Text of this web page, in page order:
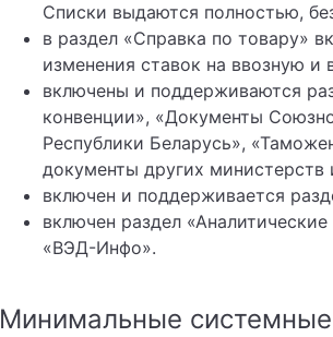
Списки выдаются полностью,
в раздел «Справка по товару»
изменения ставок на ввозную
включены и поддерживаются
конвенции», «Документы
Республики Беларусь»,
документы других министерств
включен и поддерживается
включен раздел
«ВЭД-Инфо».
Минимальные